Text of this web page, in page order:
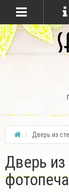
Дверь из
Дверь из